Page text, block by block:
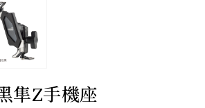
隼Z手機座